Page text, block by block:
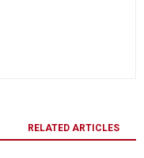
RELATED ARTICLES